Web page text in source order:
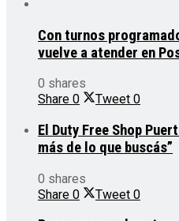
Con turnos
vuelve a atender en
0 shares
Share 0 Tweet 0
El Duty Free Shop
más de lo que buscás”
0 shares
Share 0 Tweet 0